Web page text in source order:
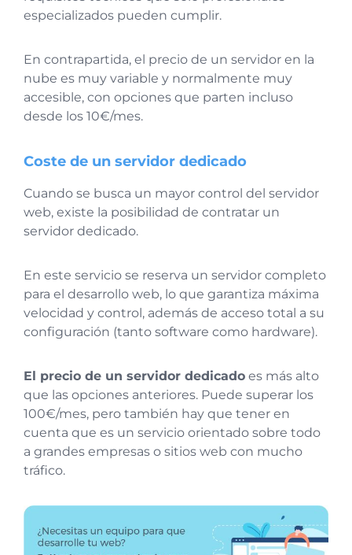
especializados pueden cumplir.
En contrapartida, el precio de un servidor en la
nube es muy variable y normalmente muy
accesible, con opciones que parten incluso
desde los 10€/mes.
Coste de un servidor dedicado
Cuando se busca un mayor control del servidor
web, existe la posibilidad de contratar un
servidor dedicado.
En este servicio se reserva un servidor completo
para el desarrollo web, lo que garantiza máxima
velocidad y control, además de acceso total a su
configuración (tanto software como hardware).
El precio de un servidor dedicado es más alto
que las opciones anteriores. Puede superar los
100€/mes, pero también hay que tener en
cuenta que es un servicio orientado sobre todo
a grandes empresas o sitios web con mucho
tráfico.